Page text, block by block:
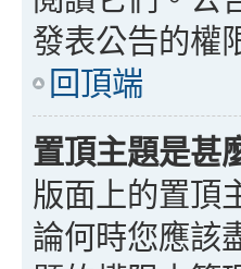
發表公告的權
回頂端
置頂主題是甚
版面上的置頂
論何時您應該